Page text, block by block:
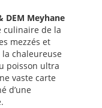
Meyhane
culinaire de la
mezzés et
chaleureuse
poisson ultra
vaste carte
d’une